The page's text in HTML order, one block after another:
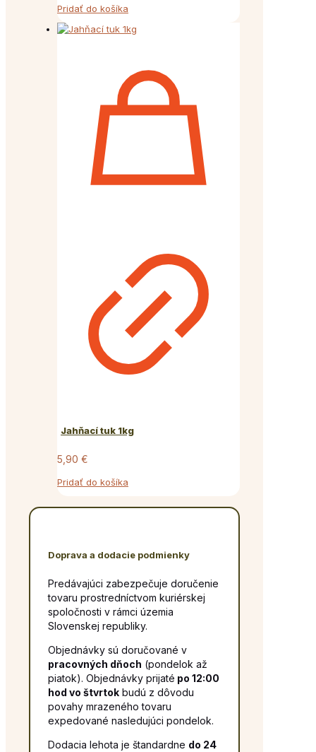
Pridať do košíka
Jahňací tuk 1kg
5,90 €
Pridať do košíka
Doprava a dodacie podmienky
Predávajúci zabezpečuje doručenie
tovaru prostredníctvom kuriérskej
spoločnosti v rámci územia
Slovenskej republiky.
Objednávky sú doručované v
pracovných dňoch (pondelok až
piatok). Objednávky prijaté po 12:00
hod vo štvrtok budú z dôvodu
povahy mrazeného tovaru
expedované nasledujúci pondelok.
Dodacia lehota je štandardne do 24